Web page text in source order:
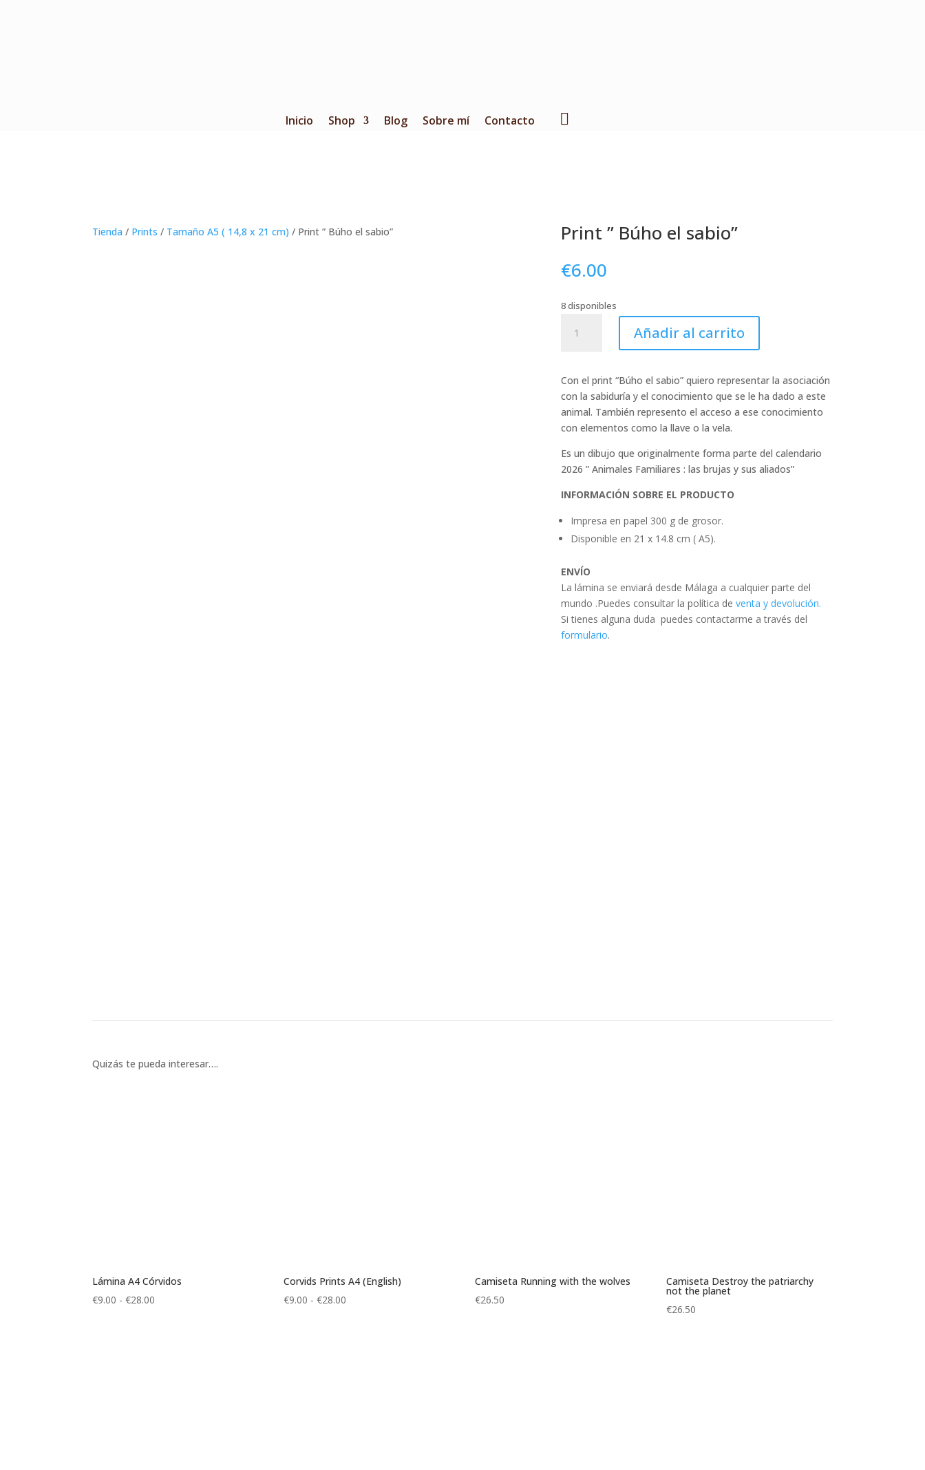
Inicio Shop Blog Sobre mí Contacto
Tienda / Prints / Tamaño A5 ( 14,8 x 21 cm) / Print ” Búho el sabio”
Print ” Búho el sabio”
€6.00
8 disponibles
sabio"
cantidad
Añadir al carrito
Con el print “Búho el sabio” quiero representar la asociación
con la sabiduría y el conocimiento que se le ha dado a este
animal. También represento el acceso a ese conocimiento
con elementos como la llave o la vela.
Es un dibujo que originalmente forma parte del calendario
2026 ” Animales Familiares : las brujas y sus aliados”
INFORMACIÓN SOBRE EL PRODUCTO
Impresa en papel 300 g de grosor.
Disponible en 21 x 14.8 cm ( A5).
ENVÍO
La lámina se enviará desde Málaga a cualquier parte del
mundo .Puedes consultar la política de venta y devolución.
Si tienes alguna duda puedes contactarme a través del
formulario.
Quizás te pueda interesar….
Lámina A4 Córvidos
€9.00 - €28.00
Corvids Prints A4 (English)
€9.00 - €28.00
Camiseta Running with the wolves
€26.50
Camiseta Destroy the patriarchy
not the planet
€26.50